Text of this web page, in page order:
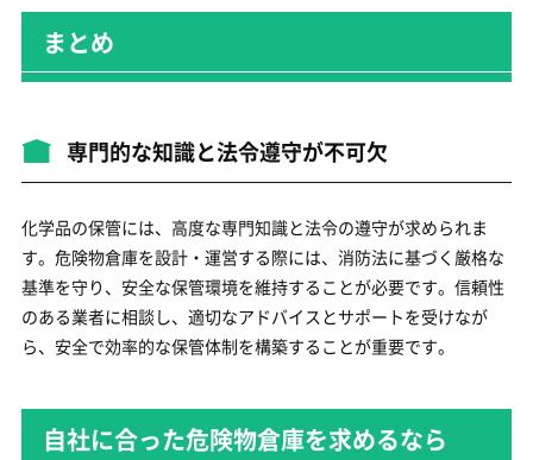
まとめ
専門的な知識と法令遵守が不可欠
化学品の保管には、高度な専門知識と法令の遵守が求められま
す。危険物倉庫を設計・運営する際には、消防法に基づく厳格な
基準を守り、安全な保管環境を維持することが必要です。信頼性
のある業者に相談し、適切なアドバイスとサポートを受けなが
ら、安全で効率的な保管体制を構築することが重要です。
自社に合った危険物倉庫を求めるなら